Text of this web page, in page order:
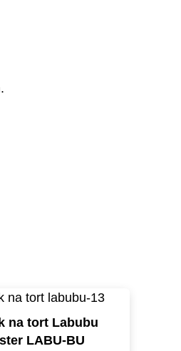
na tort Labubu
LABU-BU